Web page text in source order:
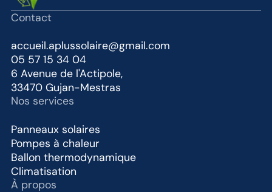
Contact
accueil.aplussolaire@gmail.com
05 57 15 34 04
6 Avenue de l'Actipole,
33470 Gujan-Mestras
Nos services
Panneaux solaires
Pompes à chaleur
Ballon thermodynamique
Climatisation
À propos